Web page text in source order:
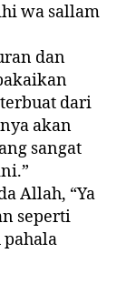
wa sallam
dan
dari
akan
sangat
Allah, “Ya
seperti